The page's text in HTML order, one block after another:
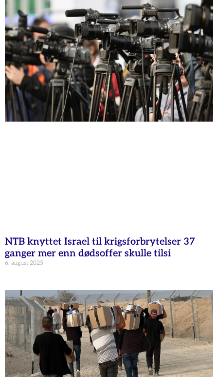
NTB knyttet Israel til krigsforbrytelser 37
ganger mer enn dødsoffer skulle tilsi
6. august 2025